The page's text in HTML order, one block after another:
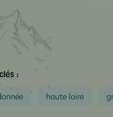
:
haute loire